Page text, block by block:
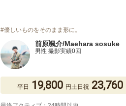
#優しいものをそのまま形に。
前原颯介/Maehara sosuke
男性 撮影実績0回
平日 19,800 円土日祝 23,760